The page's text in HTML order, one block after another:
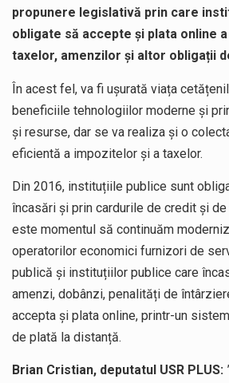
propunere legislativă prin care
obligate să accepte și plata online
taxelor, amenzilor și altor obligații
În acest fel, va fi ușurată viața
beneficiile tehnologiilor moderne și
și resurse, dar se va realiza și o
eficientă a impozitelor și a taxelor.
Din 2016, instituțiile publice sunt
încasări și prin cardurile de credit și
este momentul să continuăm
operatorilor economici furnizori de
publică și instituțiilor publice care
amenzi, dobânzi, penalități de
accepta și plata online, printr-un
de plată la distanță.
Brian Cristian, deputatul USR PLUS: